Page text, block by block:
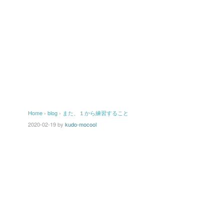
Home › blog › また、１から練習すること
2020-02-19by kudo-mocool